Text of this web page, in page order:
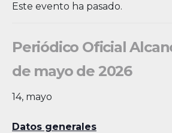
Este evento ha pasado.
Periódico Oficial
de mayo de 2026
14, mayo
Datos generales